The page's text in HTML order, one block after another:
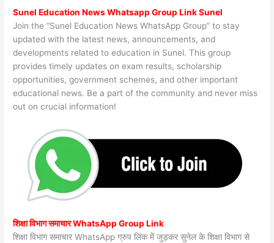
Sunel Education News Whatsapp Group Link Sunel
Join the “Sunel Education News WhatsApp Group” to stay
updated with the latest news, announcements, and
developments related to education in Sunel. This group
provides timely updates on exam results, scholarship
opportunities, government schemes, and other important
educational news. Be a part of the community and never miss
out on crucial information!
शिक्षा विभाग समाचार WhatsApp Group Link
शिक्षा विभाग समाचार WhatsApp ग्रुप लिंक में जुड़कर सुनेल के शिक्षा विभाग से